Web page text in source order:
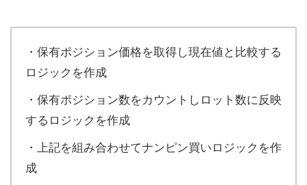
・保有ポジション価格を取得し現在値と比較する
ロジックを作成
・保有ポジション数をカウントしロット数に反映
するロジックを作成
・上記を組み合わせてナンピン買いロジックを作
成